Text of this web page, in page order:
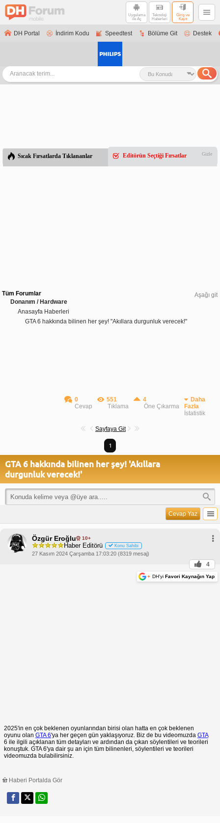
Uygulama
ile Aç
Teknoloji
Haberleri
Giriş ve
Kayıt
DH Portal İndirim Kodu Speedtest Bölüme Git Destek
Sıcak Fırsatlarda Tıklananlar Editörün Seçtiği Fırsatlar Gizle
Aşağı git
Tüm Forumlar
Donanım / Hardware
Anasayfa Haberleri
GTA 6 hakkında bilinen her şey! "Akıllara durgunluk verecek!"
0
Cevap
551
Tıklama
4
Öne Çıkarma
Daha
Fazla
İstatistik
Sayfaya Git
1
GTA 6 hakkında bilinen her şey! 'Akıllara
durgunluk verecek!'
Cevap Yaz
Özgür Eroğlu 10+
Haber Editörü Konu Sahibi
27 Kasım 2024 Çarşamba 17:03:20 (8319 mesaj)
4
+ DH'yi Favori Kaynağın Yap
2025'in en çok beklenen oyunlarından birisi olan hatta en çok beklenen
oyunu olan GTA 6'ya her geçen gün yaklaşıyoruz. Biz de bu videomuzda GTA
6 ile ilgili açıklanan tüm detayları ve ardından da çıkan söylentileri ve teorileri
konuştuk. GTA 6'ya dair şu an için tüm bilinenleri, söylentileri ve teorileri
videomuzda bulabilirsiniz.
Haberi Portalda Gör